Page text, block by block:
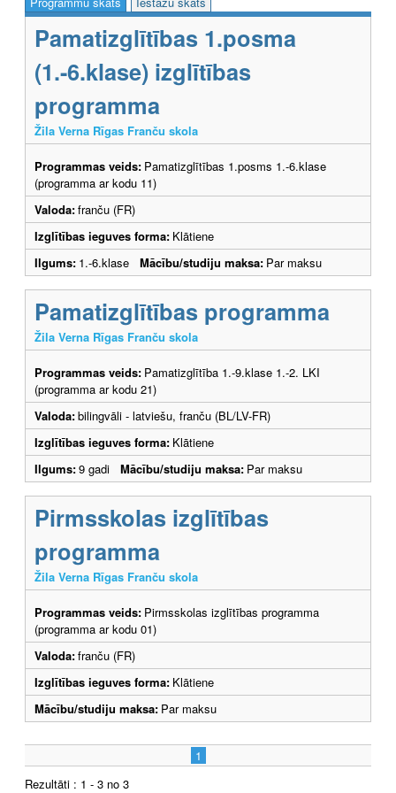
Pamatizglītības 1.posma
(1.-6.klase) izglītības
programma
Žila Verna Rīgas Franču skola
Programmas veids: Pamatizglītības 1.posms 1.-6.klase
(programma ar kodu 11)
Valoda:franču (FR)
Izglītības ieguves forma: Klātiene
Ilgums: 1.-6.klase Mācību/studiju maksa: Par maksu
Pamatizglītības programma
Žila Verna Rīgas Franču skola
Programmas veids: Pamatizglītība 1.-9.klase 1.-2. LKI
(programma ar kodu 21)
Valoda:bilingvāli - latviešu, franču (BL/LV-FR)
Izglītības ieguves forma: Klātiene
Ilgums:9 gadi Mācību/studiju maksa: Par maksu
Pirmsskolas izglītības
programma
Žila Verna Rīgas Franču skola
Programmas veids: Pirmsskolas izglītības programma
(programma ar kodu 01)
Valoda:franču (FR)
Izglītības ieguves forma: Klātiene
Mācību/studiju maksa: Par maksu
1
Rezultāti : 1 - 3 no 3